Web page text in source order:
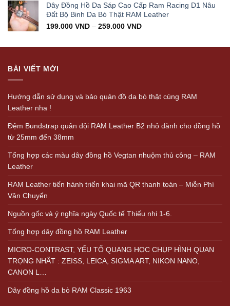
Dây Đồng Hồ Da Sáp Cao Cấp Ram Racing D1 Nâu
Đất Bộ Binh Da Bò Thật RAM Leather
199.000 VND – 259.000 VND
BÀI VIẾT MỚI
Hướng dẫn sử dụng và bảo quản đồ da bò thật cùng RAM
Leather nha !
Đệm Bundstrap quân đội RAM Leather B2 nhỏ dành cho đồng hồ
từ 25mm đến 38mm
Tổng hợp các màu dây đồng hồ Vegtan nhuộm thủ công – RAM
Leather
RAM Leather tiến hành triển khai mã QR thanh toán – Miễn Phí
Vận Chuyển
Nguồn gốc và ý nghĩa ngày Quốc tế Thiếu nhi 1-6.
Tổng hợp dây đồng hồ RAM Leather
MICRO-CONTRAST, YẾU TỐ QUANG HỌC CHỤP HÌNH QUAN
TRỌNG NHẤT : ZEISS, LEICA, SIGMA ART, NIKON NANO,
CANON L…
Dây đồng hồ da bò RAM Classic 1963